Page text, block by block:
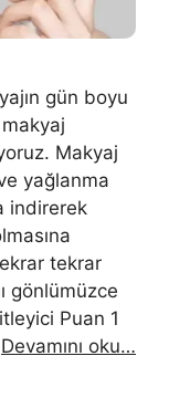
gün boyu
makyaj
Makyaj
yağlanma
indirerek
tekrar
gönlümüzce
Puan 1
Devamını oku…